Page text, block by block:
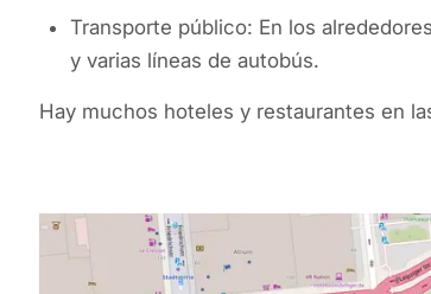
Transporte público: En los
y varias líneas de autobús.
Hay muchos hoteles y restaurantes en